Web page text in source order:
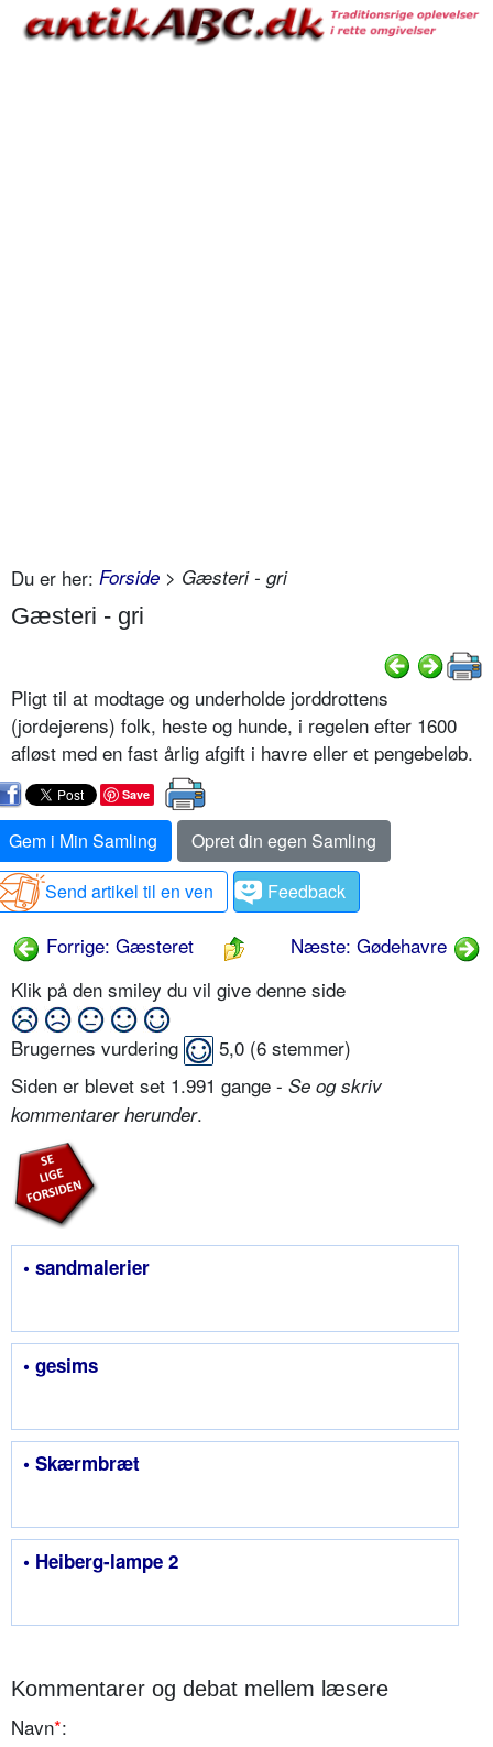
Du er her: Forside > Gæsteri - gri
Gæsteri - gri
Pligt til at modtage og underholde jorddrottens
(jordejerens) folk, heste og hunde, i regelen efter 1600
afløst med en fast årlig afgift i havre eller et pengebeløb.
Save
Gem i Min Samling
Opret din egen Samling
Send artikel til en ven
Feedback
Forrige: Gæsteret
Næste: Gødehavre
Klik på den smiley du vil give denne side
Brugernes vurdering 5,0 (6 stemmer)
Siden er blevet set 1.991 gange - Se og skriv
kommentarer herunder.
• sandmalerier
• gesims
• Skærmbræt
• Heiberg-lampe 2
Kommentarer og debat mellem læsere
Navn*: